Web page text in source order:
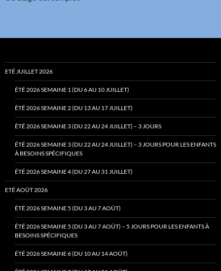
ETÉ JUILLET 2026
ÉTÉ 2026 SEMAINE 1 (DU 6 AU 10 JUILLET)
ÉTÉ 2026 SEMAINE 2 (DU 13 AU 17 JUILLET)
ÉTÉ 2026 SEMAINE 3 (DU 22 AU 24 JUILLET) – 3 JOURS
ÉTÉ 2026 SEMAINE 3 (DU 22 AU 24 JUILLET) – 3 JOURS POUR LES ENFANTS
À BESOINS SPÉCIFIQUES
ÉTÉ 2026 SEMAINE 4 (DU 27 AU 31 JUILLET)
ETÉ AOÛT 2026
ÉTÉ 2026 SEMAINE 5 (DU 3 AU 7 AOÛT)
ÉTÉ 2026 SEMAINE 5 (DU 3 AU 7 AOÛT) – 5 JOURS POUR LES ENFANTS À
BESOINS SPÉCIFIQUES
ÉTÉ 2026 SEMAINE 6 (DU 10 AU 14 AOÛT)